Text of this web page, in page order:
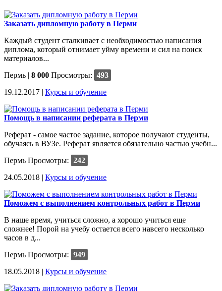
Заказать дипломную работу в Перми
Каждый студент сталкивает с необходимостью написания
диплома, который отнимает уйму времени и сил на поиск
материалов...
Пермь | 8 000 Просмотры: 493
19.12.2017 | Курсы и обучение
Помощь в написании реферата в Перми
Реферат - самое частое задание, которое получают студенты,
обучаясь в ВУЗе. Реферат является обязательно частью учебн...
Пермь Просмотры: 242
24.05.2018 | Курсы и обучение
Поможем с выполнением контрольных работ в Перми
В наше время, учиться сложно, а хорошо учиться еще
сложнее! Порой на учебу остается всего навсего несколько
часов в д...
Пермь Просмотры: 949
18.05.2018 | Курсы и обучение